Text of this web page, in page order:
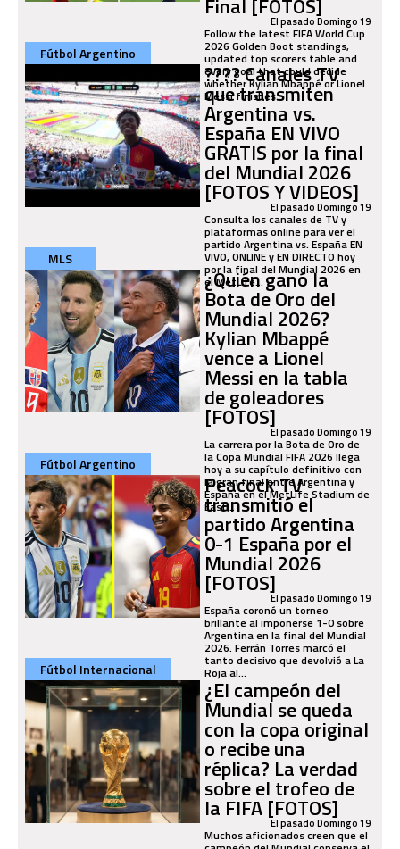
Final [FOTOS]El pasado Domingo 19
Follow the latest FIFA World Cup
2026 Golden Boot standings,
updated top scorers table and
every goal that could decide
whether Kylian Mbappé or Lionel
Messi finishes...
Fútbol Argentino
???? Canales TV
que transmiten
Argentina vs.
España EN VIVO
GRATIS por la final
del Mundial 2026
[FOTOS Y VIDEOS]
El pasado Domingo 19
Consulta los canales de TV y
plataformas online para ver el
partido Argentina vs. España EN
VIVO, ONLINE y EN DIRECTO hoy
por la final del Mundial 2026 en
el MetLife...
MLS
¿Quién ganó la
Bota de Oro del
Mundial 2026?
Kylian Mbappé
vence a Lionel
Messi en la tabla
de goleadores
[FOTOS]El pasado Domingo 19
La carrera por la Bota de Oro de
la Copa Mundial FIFA 2026 llega
hoy a su capítulo definitivo con
la gran final entre Argentina y
España en el MetLife Stadium de
East...
Fútbol Argentino
Peacock TV
transmitió el
partido Argentina
0-1 España por el
Mundial 2026
[FOTOS]El pasado Domingo 19
España coronó un torneo
brillante al imponerse 1-0 sobre
Argentina en la final del Mundial
2026. Ferrán Torres marcó el
tanto decisivo que devolvió a La
Roja al...
Fútbol Internacional
¿El campeón del
Mundial se queda
con la copa original
o recibe una
réplica? La verdad
sobre el trofeo de
la FIFA [FOTOS]
El pasado Domingo 19
Muchos aficionados creen que el